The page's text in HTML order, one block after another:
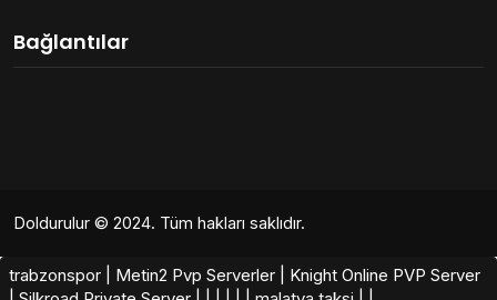
Bağlantılar
Doldurulur © 2024. Tüm hakları saklıdır.
trabzonspor Metin2 Pvp Serverler
Knight Online PVP Server